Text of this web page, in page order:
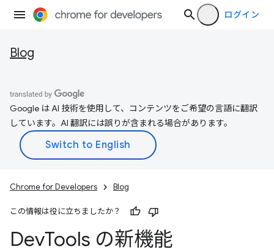
ログイン
Blog
Google は AI 技術を使用して、コンテンツをご希望の言語に翻訳
しています。AI 翻訳には誤りが含まれる場合があります。
Chrome for Developers Blog
この情報は役に立ちましたか？
DevTools の新機能